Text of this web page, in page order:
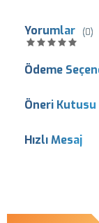
Yorumlar (0)
Ödeme
Öneri Kutusu
Hızlı Mesaj